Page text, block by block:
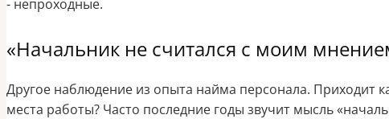
- непроходные.
«Начальник не считался с моим
Другое наблюдение из опыта найма персонала. Приходит
места работы? Часто последние годы звучит мысль